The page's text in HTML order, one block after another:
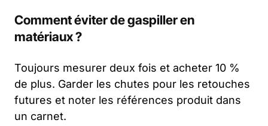
Comment éviter de gaspiller en
matériaux ?
Toujours mesurer deux fois et acheter 10 %
de plus. Garder les chutes pour les retouches
futures et noter les références produit dans
un carnet.